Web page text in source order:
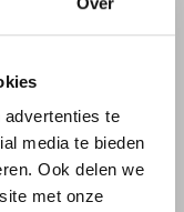
te
media te bieden
Ook delen we
met onze